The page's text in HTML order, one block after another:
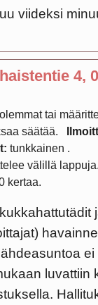
viideksi
4,
tai
säätää
tunkkainen
välillä lappuja
kertaa
luvattiin